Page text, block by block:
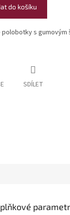
do košíku
s gumovým
SDÍLET